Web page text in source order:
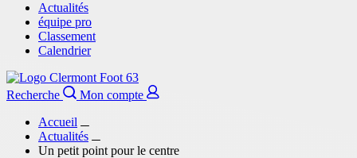
Actualités
équipe pro
Classement
Calendrier
Recherche
Mon compte
Accueil
Actualités
Un petit point pour le centre